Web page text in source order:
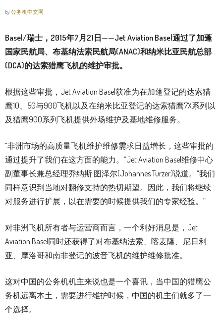
by公务机中文网
Basel/瑞士，2015年7月21日——Jet Aviation Basel通过了加蓬
国家民航局、布基纳法索民航局(ANAC)和纳米比亚民航总部
(DCA)的达索猎鹰飞机的维护审批。
根据这些审批，Jet Aviation Basel获准为在加蓬登记的达索猎
鹰10、50与900飞机以及在纳米比亚登记的达索猎鹰7X系列以
及猎鹰900系列飞机提供外场维护及基地维修服务。
“非洲市场的高质量飞机维护维修需求日益增长，这些审批的
通过提升了我们在这方面的能力。”Jet Aviation Basel维修中心
副董事长兼总经理乔纳斯·图泽尔(Johannes Turzer)说道。“我们
同样意识到当地对翻修支持的热切期望。因此，我们将继续
对服务进行扩展，以在需要的时候提供我们的专家经验。”
对非洲飞机所有者与运营商而言，一个利好消息是，Jet
Aviation Basel同时还获得了对布基纳法索、喀麦隆、尼日利
亚、摩洛哥和南非登记的波音飞机的维护维修批准。
这对中国的公务机机主来说也是一个喜讯，当中国的猎鹰公
务机远离本土，需要进行维护时候，中国的机主们就多了一
个选择。